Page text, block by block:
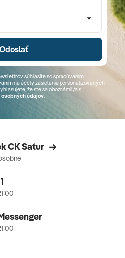
Odoslať
súhlasíte so spracúvaním
na účely zasielania personalizovaných
že ste sa oboznámil/a s
osobných údajov.
CK Satur